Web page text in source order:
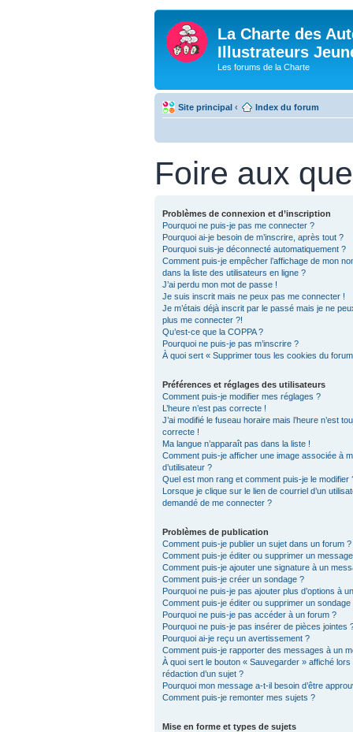
La Charte des
Illustrateurs
Les forums de la Charte
Site principal ‹ Index du forum
Foire aux
Problèmes de connexion et d’inscription
Pourquoi ne puis-je pas me connecter ?
Pourquoi ai-je besoin de m’inscrire, après tout ?
Pourquoi suis-je déconnecté automatiquement ?
Comment puis-je empêcher l’affichage de mon
dans la liste des utilisateurs en ligne ?
J’ai perdu mon mot de passe !
Je suis inscrit mais ne peux pas me connecter !
Je m’étais déjà inscrit par le passé mais je ne
plus me connecter ?!
Qu’est-ce que la COPPA ?
Pourquoi ne puis-je pas m’inscrire ?
À quoi sert « Supprimer tous les cookies du
Préférences et réglages des utilisateurs
Comment puis-je modifier mes réglages ?
L’heure n’est pas correcte !
J’ai modifié le fuseau horaire mais l’heure n’est
correcte !
Ma langue n’apparaît pas dans la liste !
Comment puis-je afficher une image associée à
d’utilisateur ?
Quel est mon rang et comment puis-je le modifier
Lorsque je clique sur le lien de courriel d’un
demandé de me connecter ?
Problèmes de publication
Comment puis-je publier un sujet dans un forum ?
Comment puis-je éditer ou supprimer un
Comment puis-je ajouter une signature à un
Comment puis-je créer un sondage ?
Pourquoi ne puis-je pas ajouter plus d’options à
Comment puis-je éditer ou supprimer un sondage
Pourquoi ne puis-je pas accéder à un forum ?
Pourquoi ne puis-je pas insérer de pièces jointes
Pourquoi ai-je reçu un avertissement ?
Comment puis-je rapporter des messages à un
À quoi sert le bouton « Sauvegarder » affiché lors
rédaction d’un sujet ?
Pourquoi mon message a-t-il besoin d’être
Comment puis-je remonter mes sujets ?
Mise en forme et types de sujets